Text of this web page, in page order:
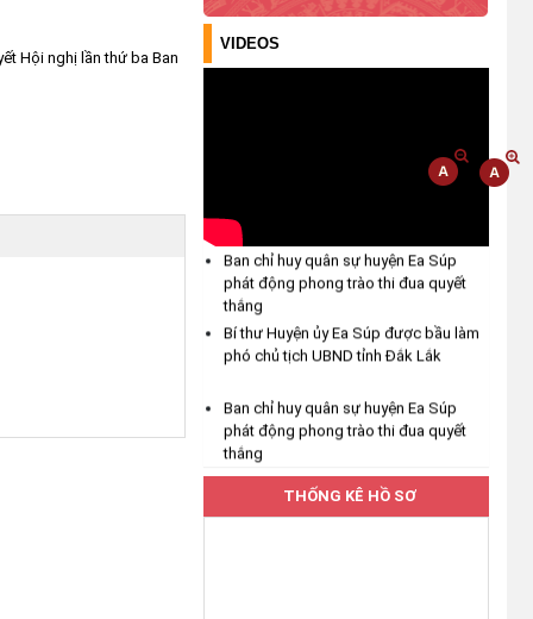
Hội nghị lần thứ ba Ban
(04/08/2026)
công tác phòng, chống thiên tai
năm 2026
(04/08/2026)
Hưởng ứng Lễ hội Sầu riêng Đắk
Lắk năm 2026
(04/08/2026)
UBND xã Ea Bung phát động
hưởng ứng Cuộc thi "Gia đình
chuyển đổi số" tỉnh Đắk Lắk năm
VIDEOS
Ban chỉ huy quân sự huyện Ea Súp
phát động phong trào thi đua quyết
thắng
Bí thư Huyện ủy Ea Súp được bầu làm
phó chủ tịch UBND tỉnh Đắk Lắk
Ban chỉ huy quân sự huyện Ea Súp
phát động phong trào thi đua quyết
thắng
Bí thư Huyện ủy Ea Súp được bầu làm
phó chủ tịch UBND tỉnh Đắk Lắk
THỐNG KÊ HỒ SƠ